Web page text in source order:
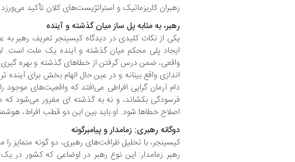
رهبران کاریزماتیک و استراتژیست‌های کلان تأکید می‌ورزد.
رهبر، به مثابه پل ساز میان گذشته و آینده
یکی از نکات کلیدی در دیدگاه کیسینجر تعریف رهبر به
ایجاد پلی محکم میان گذشته و آینده یک ملت است.
واقعی، ضمن درس گرفتن از خطاهای گذشته و بهره
اندازی واقع بینانه و در عین حال الهام بخش برای آینده
دام آرمان گرایی افراطی می‌افتد که واقعیت‌های موجود
فرسودگی بکشاند، و نه به گذشته ای مغرور می‌شود که
اصلاح خطاها شود. او باید بین این دو قطب افراط،
دوگانه رهبری: زمامدار و پیامبرگونه
کیسینجر، با تحلیل ظرافت‌های رهبری، دو گونه متمایز را
رهبر زمامدار: این نوع رهبر در اوضاعی که کشور در